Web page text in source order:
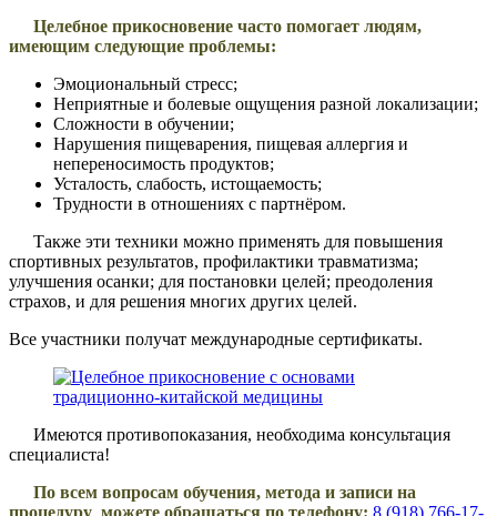
Целебное прикосновение часто помогает людям,
имеющим следующие проблемы:
Эмоциональный стресс;
Неприятные и болевые ощущения разной локализации;
Сложности в обучении;
Нарушения пищеварения, пищевая аллергия и
непереносимость продуктов;
Усталость, слабость, истощаемость;
Трудности в отношениях с партнёром.
Также эти техники можно применять для повышения
спортивных результатов, профилактики травматизма;
улучшения осанки; для постановки целей; преодоления
страхов, и для решения многих других целей.
Все участники получат международные сертификаты.
Имеются противопоказания, необходима консультация
специалиста!
По всем вопросам обучения, метода и записи на